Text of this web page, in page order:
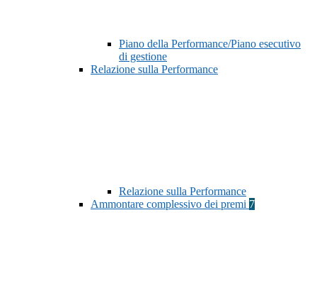
Piano della Performance/Piano esecutivo
di gestione
Relazione sulla Performance
Relazione sulla Performance
Ammontare complessivo dei premi 7